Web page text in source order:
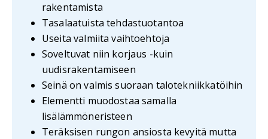
rakentamista
Tasalaatuista tehdastuotantoa
Useita valmiita vaihtoehtoja
Soveltuvat niin korjaus -kuin
uudisrakentamiseen
Seinä on valmis suoraan talotekniikkatöihin
Elementti muodostaa samalla
lisälämmöneristeen
Teräksisen rungon ansiosta kevyitä mutta